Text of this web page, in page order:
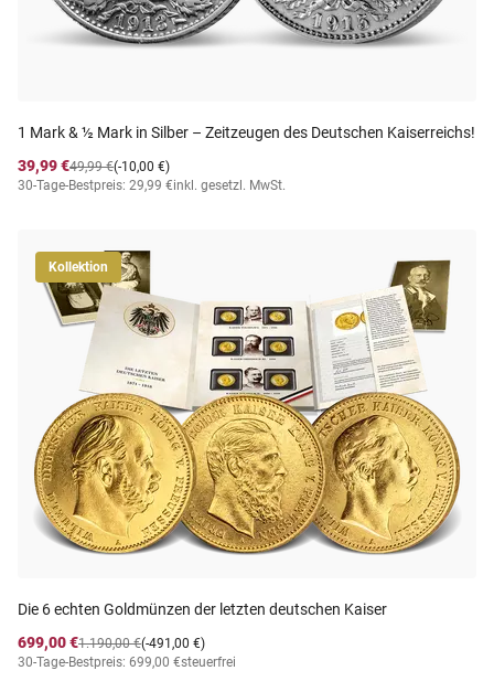
1 Mark & ½ Mark in Silber – Zeitzeugen des Deutschen Kaiserreichs!
39,99 €
(-10,00 €)
49,99 €
30-Tage-Bestpreis: 29,99 €inkl. gesetzl. MwSt.
Kollektion
Die 6 echten Goldmünzen der letzten deutschen Kaiser
699,00 €
(-491,00 €)
1.190,00 €
30-Tage-Bestpreis: 699,00 €steuerfrei